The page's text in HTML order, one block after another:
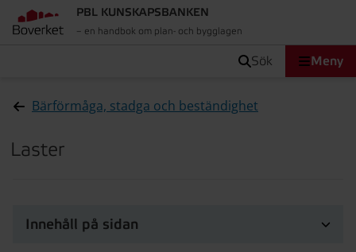
PBL KUNSKAPSBANKEN
– en handbok om plan- och bygglagen
sök Meny
Bärförmåga, stadga och beständighet
Laster
Innehåll på sidan